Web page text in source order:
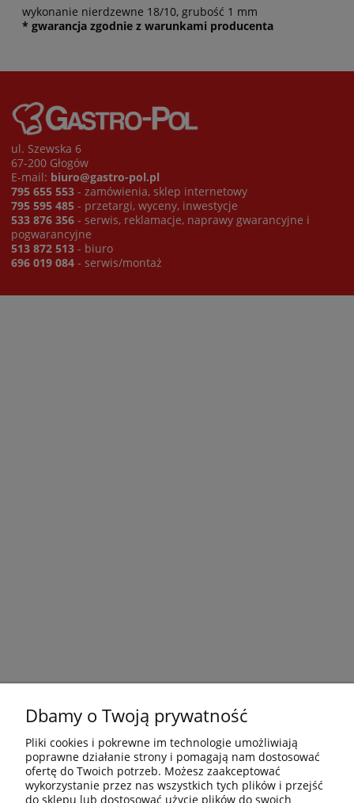
wykonanie nierdzewne 18/10, grubość 1 mm
* gwarancja zgodnie z warunkami producenta
ul. Szewska 6
67-200 Głogów
E-mail: biuro@gastro-pol.pl
795 655 553 - zamówienia, sklep internetowy
795 595 485 - przetargi, wyceny, inwestycje
533 876 356 - serwis, reklamacje, naprawy gwarancyjne i
pogwarancyjne
513 872 513 - biuro
696 019 084 - serwis/montaż
Dbamy o Twoją prywatność
Pliki cookies i pokrewne im technologie umożliwiają
poprawne działanie strony i pomagają nam dostosować
ofertę do Twoich potrzeb. Możesz zaakceptować
wykorzystanie przez nas wszystkich tych plików i przejść
do sklepu lub dostosować użycie plików do swoich